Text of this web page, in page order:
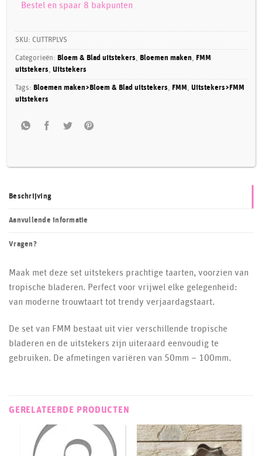
Bestel en spaar 8 bakpunten
SKU: CUTTRPLVS
Categorieën: Bloem & Blad uitstekers, Bloemen maken, FMM
uitstekers,Uitstekers
Tags: Bloemen maken>Bloem & Blad uitstekers, FMM ,Uitstekers>FMM
uitstekers
Beschrijving
Aanvullende informatie
Vragen?
Maak met deze set uitstekers prachtige taarten, voorzien van
tropische bladeren. Perfect voor vrijwel elke gelegenheid:
van moderne trouwtaart tot trendy verjaardagstaart.
De set van FMM bestaat uit vier verschillende tropische
bladeren en de uitstekers zijn uiteraard eenvoudig te
gebruiken. De afmetingen variëren van 50mm – 100mm.
GERELATEERDE PRODUCTEN